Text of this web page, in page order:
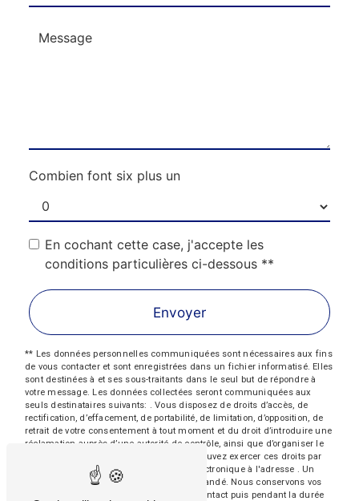
Combien font six plus un
En cochant cette case, j'accepte les
conditions particulières ci-dessous **
Envoyer
** Les données personnelles communiquées sont nécessaires aux fins
de vous contacter et sont enregistrées dans un fichier informatisé. Elles
sont destinées à et ses sous-traitants dans le seul but de répondre à
votre message. Les données collectées seront communiquées aux
seuls destinataires suivants: . Vous disposez de droits d’accès, de
rectification, d’effacement, de portabilité, de limitation, d’opposition, de
retrait de votre consentement à tout moment et du droit d’introduire une
réclamation auprès d’une autorité de contrôle, ainsi que d’organiser le
sort de vos données post-mortem. Vous pouvez exercer ces droits par
voie postale à l'adresse ou par courrier électronique à l'adresse . Un
justificatif d'identité pourra vous être demandé. Nous conservons vos
données pendant la période de prise de contact puis pendant la durée